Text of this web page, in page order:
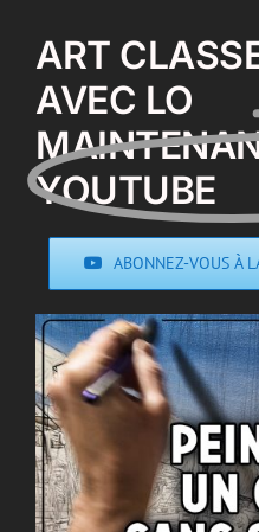
ART
AVEC LO
YOUTUBE
ABONNEZ-VOUS À